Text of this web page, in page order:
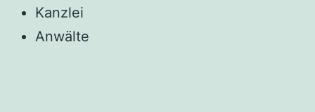
Kanzlei
Anwälte